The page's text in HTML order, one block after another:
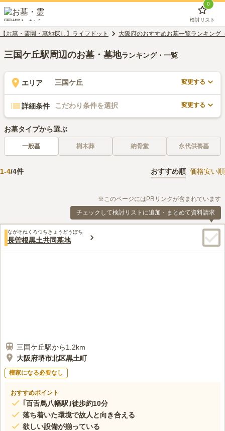
0
検討リスト
【お墓・霊園・墓地探し】ライフドット 大阪府のおすすめお墓一覧ランキング
三国ケ丘駅周辺のお墓・墓地ランキング・一覧
エリア 三国ケ丘 変更する
詳細条件 こだわり条件を選択 変更する
お墓タイプから選ぶ
一般墓 樹木葬 納骨堂 永代供養墓
1-4/4件 おすすめ順 価格安い順
※このページにはPRリンクが含まれています
チェックして検討リストに追加・まとめて資料請求
ながそねくろつちきょうどうぼち
長曽根黒土共同墓地
三国ケ丘駅から1.2km
大阪府堺市北区黒土町
檀家になる必要なし
おすすめポイント
｢百舌鳥八幡駅｣徒歩約10分
落ち着いた環境で故人と向き合える
欲しい設備が揃っている